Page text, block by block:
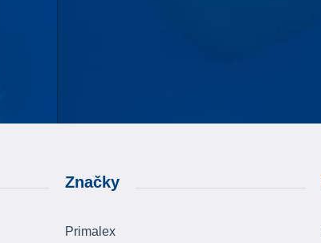
Značky
Primalex